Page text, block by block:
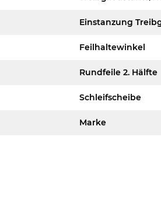
Einstanzung
Feilhaltewinkel
Rundfeile 2. Hälfte
Schleifscheibe
Marke